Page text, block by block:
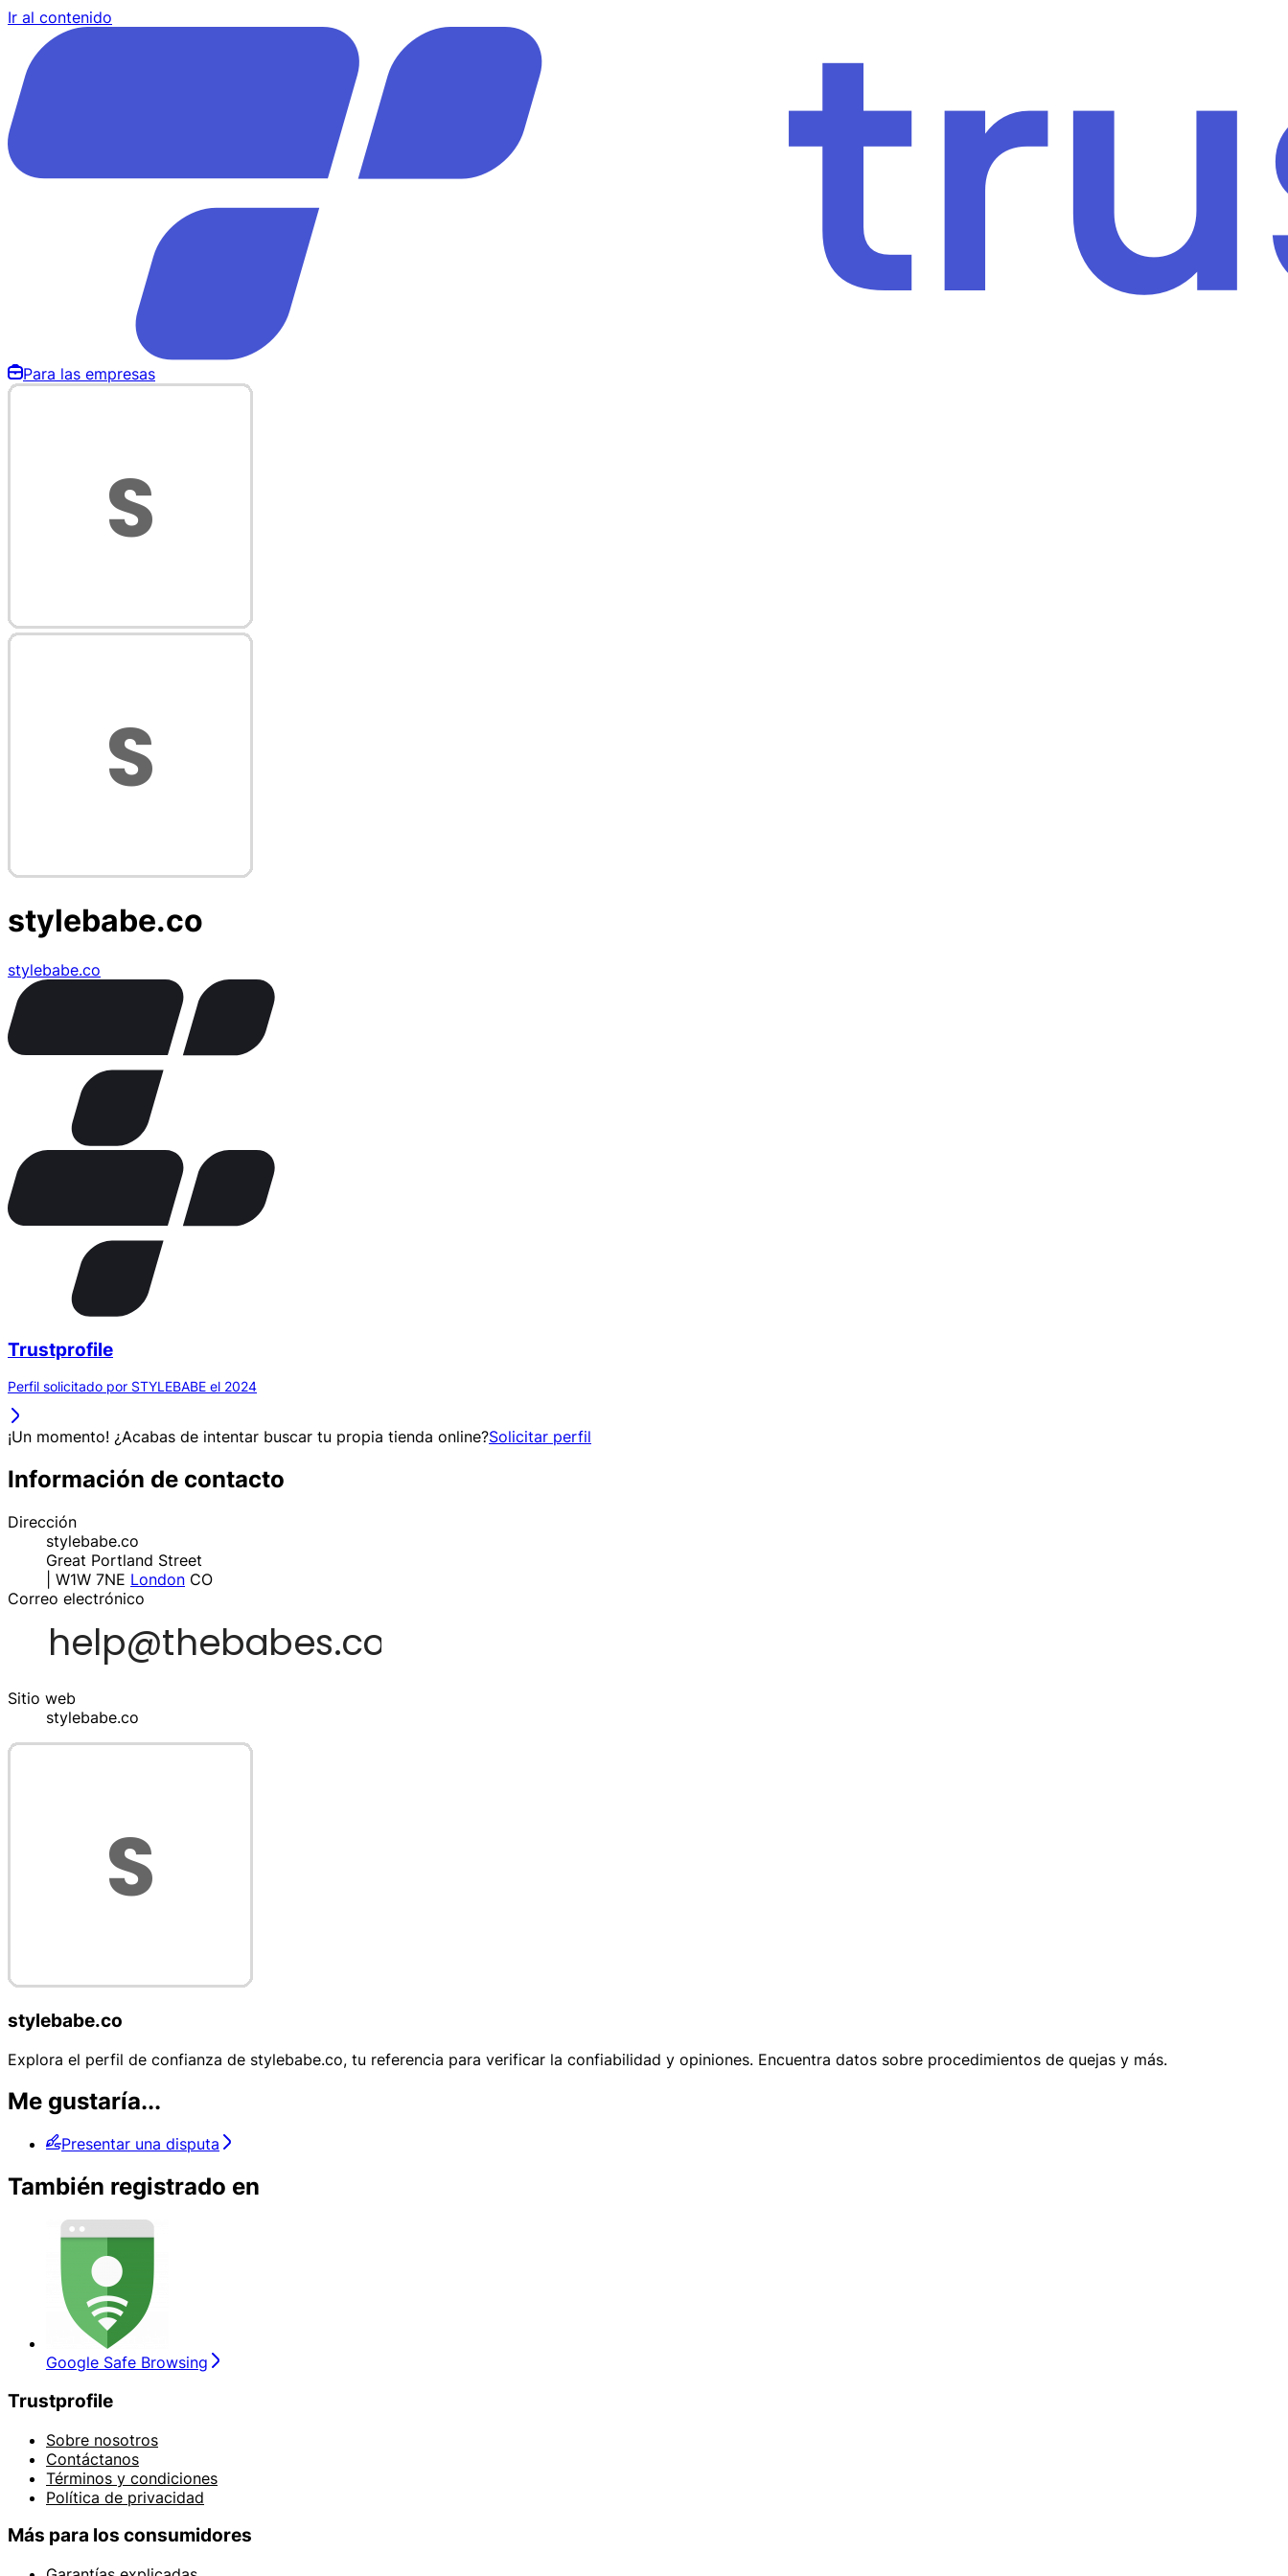
Ir al contenido
Para las empresas
stylebabe.co
stylebabe.co
Trustprofile
Perfil solicitado por STYLEBABE el 2024
¡Un momento! ¿Acabas de intentar buscar tu propia tienda online?Solicitar perfil
Información de contacto
Dirección
stylebabe.co
Great Portland Street
| W1W 7NE London CO
Correo electrónico
Sitio web
stylebabe.co
stylebabe.co
Explora el perfil de confianza de stylebabe.co, tu referencia para verificar la confiabilidad y opiniones. Encuentra datos sobre procedimientos de quejas y más.
Me gustaría...
Presentar una disputa
También registrado en
Google Safe Browsing
Trustprofile
Sobre nosotros
Contáctanos
Términos y condiciones
Política de privacidad
Más para los consumidores